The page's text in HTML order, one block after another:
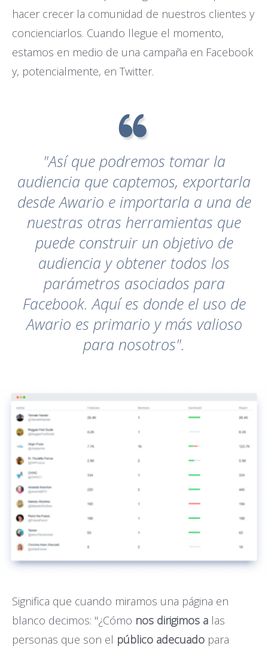
hacer crecer la comunidad de nuestros clientes y
concienciarlos. Cuando llegue el momento,
estamos en medio de una campaña en Facebook
y, potencialmente, en Twitter.
"Así que podremos tomar la
audiencia que captemos, exportarla
desde Awario e importarla a una de
nuestras otras herramientas que
puede construir un objetivo de
audiencia y obtener todos los
parámetros asociados para
Facebook. Aquí es donde el uso de
Awario es primario y más valioso
para nosotros".
Significa que cuando miramos una página en
blanco decimos: "¿Cómo nos dirigimos a las
personas que son el público adecuado para